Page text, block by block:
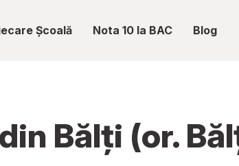
Școală Nota 10 la BAC Blog
Bălți (or.